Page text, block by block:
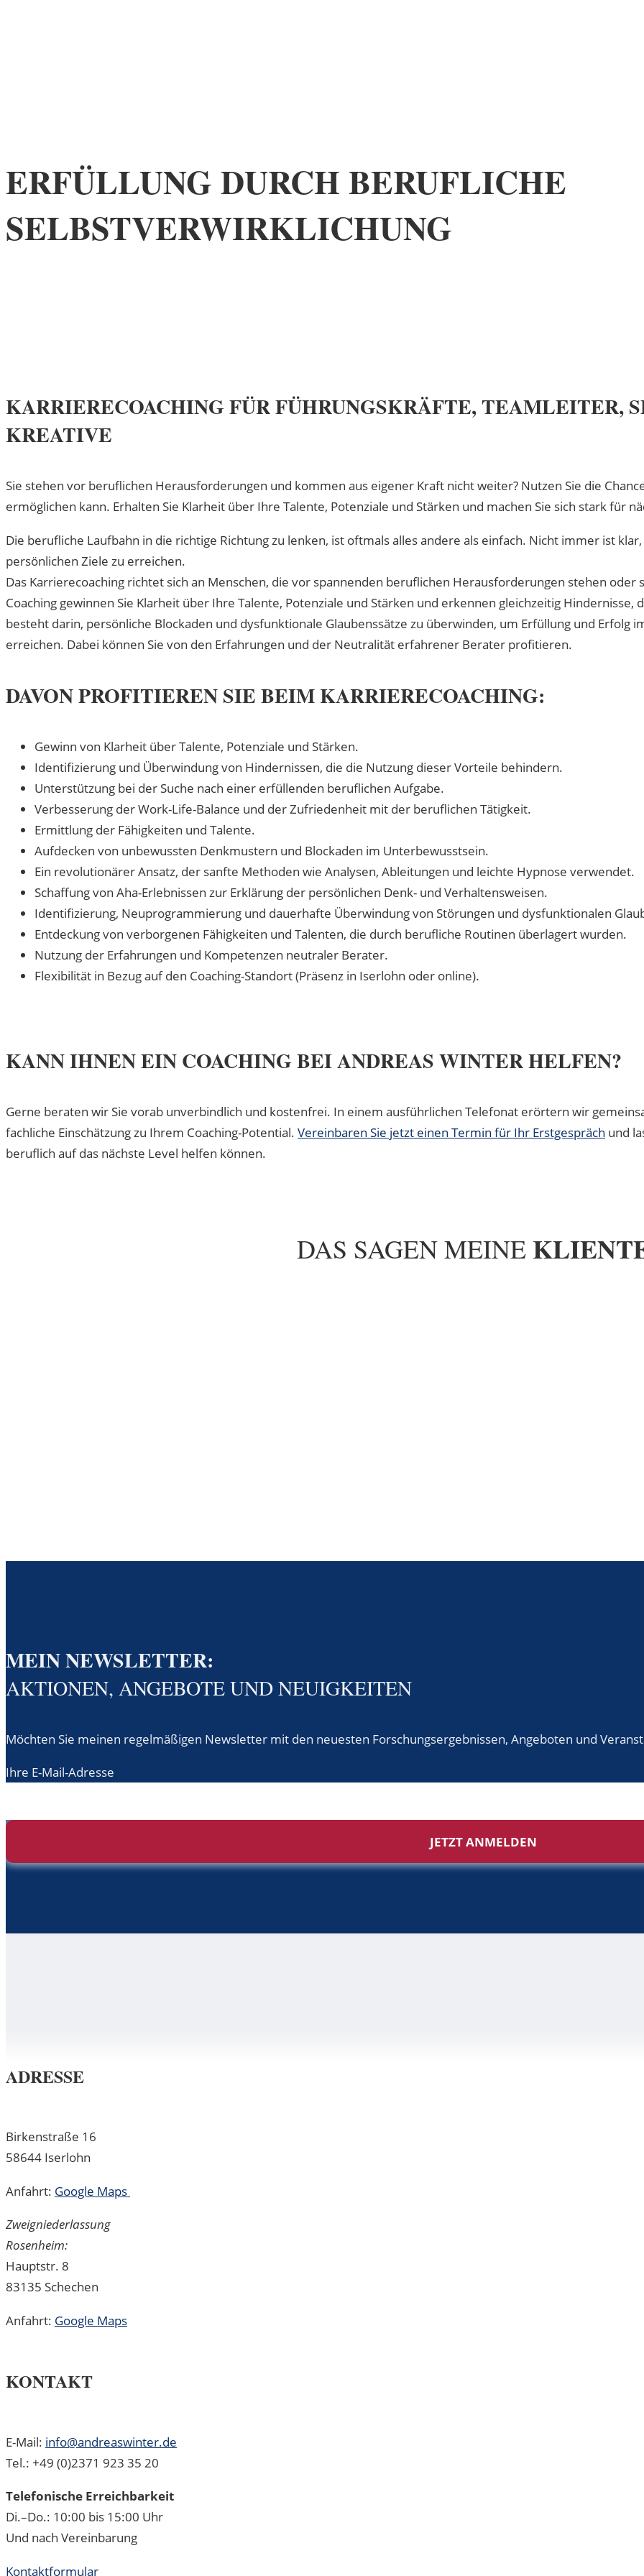
ERFÜLLUNG DURCH BERUFLICHE
SELBSTVERWIRKLICHUNG
KARRIERECOACHING FÜR FÜHRUNGSKRÄFTE, TEAMLEITER,
KREATIVE
Sie stehen vor beruflichen Herausforderungen und kommen aus eigener Kraft nicht weiter? Nutzen Sie die
ermöglichen kann. Erhalten Sie Klarheit über Ihre Talente, Potenziale und Stärken und machen Sie sich stark für
Die berufliche Laufbahn in die richtige Richtung zu lenken, ist oftmals alles andere als einfach. Nicht immer ist
persönlichen Ziele zu erreichen.
Das Karrierecoaching richtet sich an Menschen, die vor spannenden beruflichen Herausforderungen stehen oder
Coaching gewinnen Sie Klarheit über Ihre Talente, Potenziale und Stärken und erkennen gleichzeitig Hindernisse,
besteht darin, persönliche Blockaden und dysfunktionale Glaubenssätze zu überwinden, um Erfüllung und Erfolg
erreichen. Dabei können Sie von den Erfahrungen und der Neutralität erfahrener Berater profitieren.
DAVON PROFITIEREN SIE BEIM KARRIERECOACHING:
Gewinn von Klarheit über Talente, Potenziale und Stärken.
Identifizierung und Überwindung von Hindernissen, die die Nutzung dieser Vorteile behindern.
Unterstützung bei der Suche nach einer erfüllenden beruflichen Aufgabe.
Verbesserung der Work-Life-Balance und der Zufriedenheit mit der beruflichen Tätigkeit.
Ermittlung der Fähigkeiten und Talente.
Aufdecken von unbewussten Denkmustern und Blockaden im Unterbewusstsein.
Ein revolutionärer Ansatz, der sanfte Methoden wie Analysen, Ableitungen und leichte Hypnose verwendet.
Schaffung von Aha-Erlebnissen zur Erklärung der persönlichen Denk- und Verhaltensweisen.
Identifizierung, Neuprogrammierung und dauerhafte Überwindung von Störungen und dysfunktionalen
Entdeckung von verborgenen Fähigkeiten und Talenten, die durch berufliche Routinen überlagert wurden.
Nutzung der Erfahrungen und Kompetenzen neutraler Berater.
Flexibilität in Bezug auf den Coaching-Standort (Präsenz in Iserlohn oder online).
KANN IHNEN EIN COACHING BEI ANDREAS WINTER HELFEN?
Gerne beraten wir Sie vorab unverbindlich und kostenfrei. In einem ausführlichen Telefonat erörtern wir
fachliche Einschätzung zu Ihrem Coaching-Potential. Vereinbaren Sie jetzt einen Termin für Ihr Erstgespräch und
beruflich auf das nächste Level helfen können.
DAS SAGEN MEINE
MEIN NEWSLETTER:
AKTIONEN, ANGEBOTE UND NEUIGKEITEN
Möchten Sie meinen regelmäßigen Newsletter mit den neuesten Forschungsergebnissen, Angeboten und
Ihre E-Mail-Adresse
JETZT ANMELDEN
ADRESSE
Birkenstraße 16
58644 Iserlohn
Anfahrt: Google Maps
Zweigniederlassung
Rosenheim:
Hauptstr. 8
83135 Schechen
Anfahrt: Google Maps
KONTAKT
E-Mail: info@andreaswinter.de
Tel.: +49 (0)2371 923 35 20
Telefonische Erreichbarkeit
Di.–Do.: 10:00 bis 15:00 Uhr
Und nach Vereinbarung
Kontaktformular